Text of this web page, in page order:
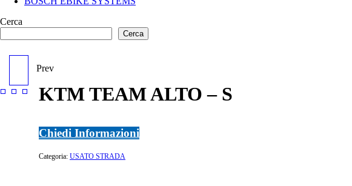
Cerca
Cerca
SCOTT FOIL 20 - 54
Prev
KTM TEAM ALTO – S
Chiedi Informazioni
Categoria: USATO STRADA